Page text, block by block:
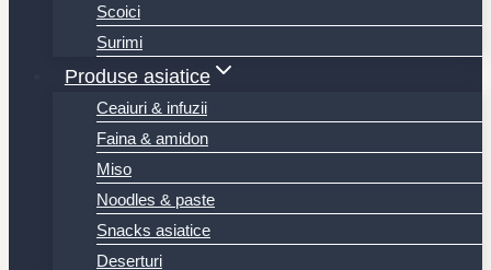
Scoici
Surimi
Produse asiatice
Ceaiuri & infuzii
Faina & amidon
Miso
Noodles & paste
Snacks asiatice
Deserturi